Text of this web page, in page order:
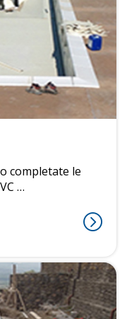
completate le
…